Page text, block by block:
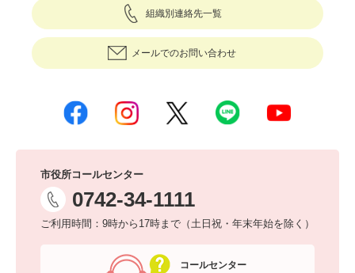
組織別連絡先一覧
メールでのお問い合わせ
市役所コールセンター
0742-34-1111
ご利用時間：9時から17時まで（土日祝・年末年始を除く）
コールセンター